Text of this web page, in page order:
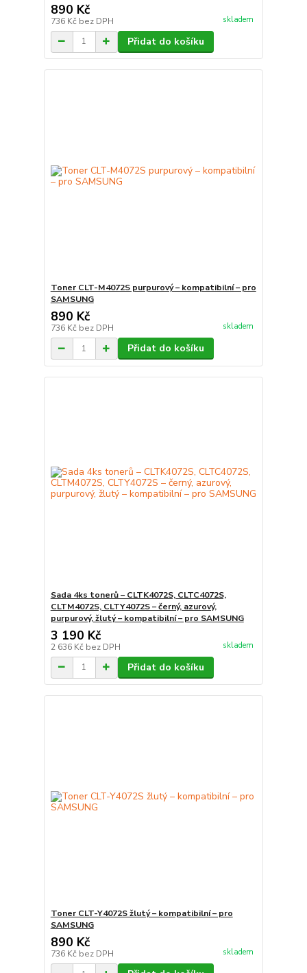
890 Kč
736 Kč bez DPH skladem
Přidat do košíku
Toner CLT-M4072S purpurový – kompatibilní – pro
SAMSUNG
890 Kč
736 Kč bez DPH skladem
Přidat do košíku
Sada 4ks tonerů – CLTK4072S, CLTC4072S,
CLTM4072S, CLTY4072S – černý, azurový,
purpurový, žlutý – kompatibilní – pro SAMSUNG
3 190 Kč
2 636 Kč bez DPH skladem
Přidat do košíku
Toner CLT-Y4072S žlutý – kompatibilní – pro
SAMSUNG
890 Kč
736 Kč bez DPH skladem